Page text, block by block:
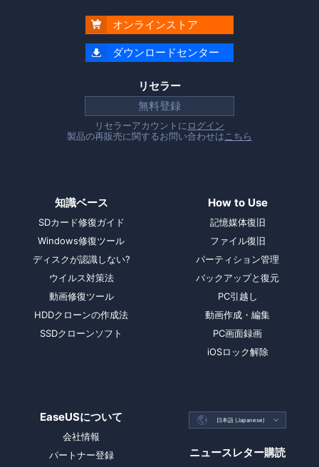
 オンラインストア
 ダウンロードセンター
リセラー
無料登録
リセラーアカウントに ログイン
製品の再販売に関するお問い合わせは こちら
知識ベース
SDカード修復ガイド
Windows修復ツール
ディスクが認識しない?
ウイルス対策法
動画修復ツール
HDDクローンの作成法
SSDクローンソフト
How to Use
記憶媒体復旧
ファイル復旧
パーティション管理
バックアップと復元
PC引越し
動画作成・編集
PC画面録画
iOSロック解除
EaseUSについて
会社情報
パートナー登録
 日本語 (Japanese) 
ニュースレター購読